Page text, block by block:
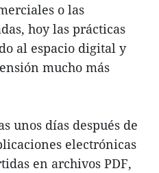
o las
hoy las prácticas
al espacio digital y
mucho más
unos días después de
electrónicas
en archivos PDF,